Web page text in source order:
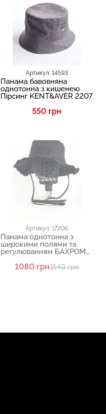
Артикул: 14593
Панама бавовняна
однотонна з кишенею
Пірсинг KENT&AVER 2207
550 грн
Артикул: 17206
Панама однотонна з
широкими полями та
регулюванням БАХРОМА
1080 грн1540 грн